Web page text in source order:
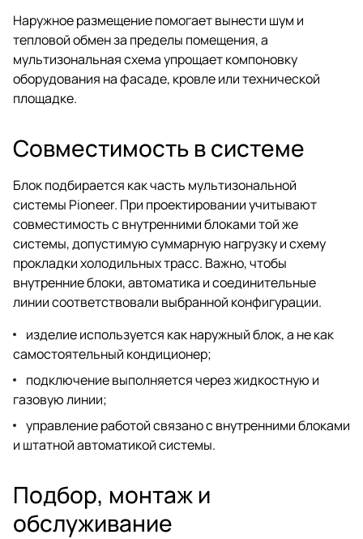
Наружное размещение помогает вынести шум и
тепловой обмен за пределы помещения, а
мультизональная схема упрощает компоновку
оборудования на фасаде, кровле или технической
площадке.
Совместимость в системе
Блок подбирается как часть мультизональной
системы Pioneer. При проектировании учитывают
совместимость с внутренними блоками той же
системы, допустимую суммарную нагрузку и схему
прокладки холодильных трасс. Важно, чтобы
внутренние блоки, автоматика и соединительные
линии соответствовали выбранной конфигурации.
изделие используется как наружный блок, а не как
самостоятельный кондиционер;
подключение выполняется через жидкостную и
газовую линии;
управление работой связано с внутренними блоками
и штатной автоматикой системы.
Подбор, монтаж и
обслуживание